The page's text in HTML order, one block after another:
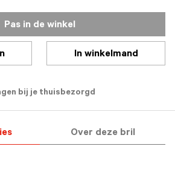
Pas in de winkel
In winkelmand
bij je thuisbezorgd
Over deze bril